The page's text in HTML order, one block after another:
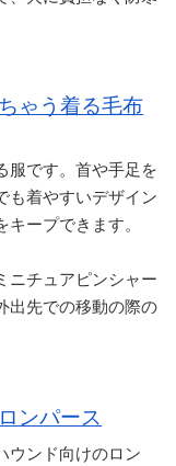
ゃう着る毛布
服です。首や手足を
も着やすいデザイン
ープできます。
ニチュアピンシャー
出先での移動の際の
ンパース
ウンド向けのロン